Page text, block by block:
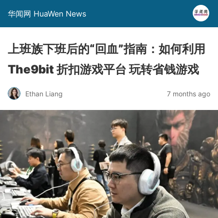
华闻网 HuaWen News
上班族下班后的“回血”指南：如何利用
The9bit 折扣游戏平台 玩转省钱游戏
Ethan Liang 7 months ago